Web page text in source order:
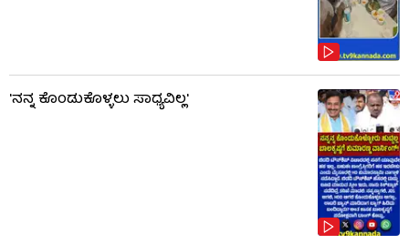
'ನನ್ನ ಕೊಂಡುಕೊಳ್ಳಲು ಸಾಧ್ಯವಿಲ್ಲ'